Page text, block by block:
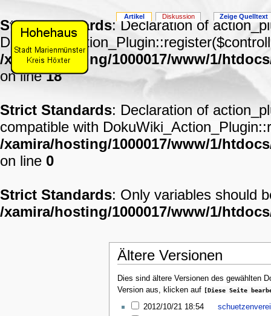
Strict Standards: Declaration of
/xamira/hosting/1000017/www/1/
on line18
Strict Standards: Declaration of
compatible with
/xamira/hosting/1000017/www/1/
on line 0
Strict Standards: Only variables should
/xamira/hosting/1000017/www/1/
Ältere Versionen
Dies sind ältere Versionen des gewählten
Version aus, klicken auf [Diese Seite
2012/10/21 18:54
Artikel Diskussion Zeige Quelltext